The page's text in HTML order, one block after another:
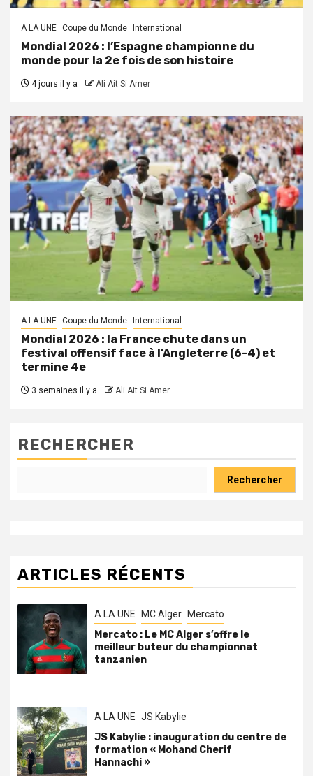
A LA UNE Coupe du Monde International
Mondial 2026 : l’Espagne championne du
monde pour la 2e fois de son histoire
4 jours il y a Ali Ait Si Amer
A LA UNE Coupe du Monde International
Mondial 2026 : la France chute dans un
festival offensif face à l’Angleterre (6-4) et
termine 4e
3 semaines il y a Ali Ait Si Amer
RECHERCHER
Rechercher
ARTICLES RÉCENTS
A LA UNE MC Alger Mercato
Mercato : Le MC Alger s’offre le
meilleur buteur du championnat
tanzanien
A LA UNE JS Kabylie
JS Kabylie : inauguration du centre de
formation « Mohand Cherif
Hannachi »